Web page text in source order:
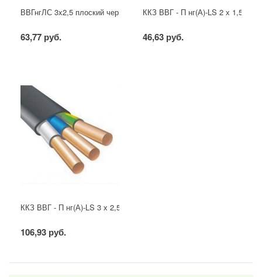
ВВГнгЛС 3x2,5 плоский черный
63,77 руб.
ККЗ ВВГ - П нг(А)-LS 2 х 1,5
46,63 руб.
ККЗ ВВГ - П нг(А)-LS 3 х 2,5 ГОСТ
106,93 руб.